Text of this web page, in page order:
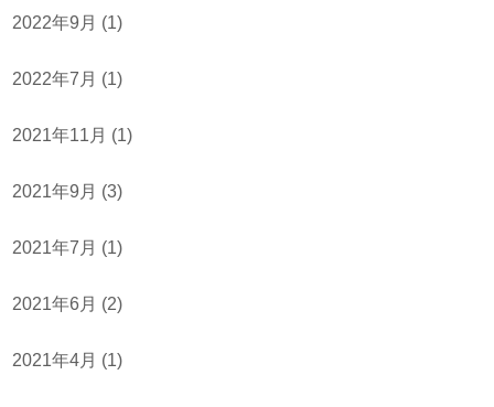
2022年9月 (1)
2022年7月 (1)
2021年11月 (1)
2021年9月 (3)
2021年7月 (1)
2021年6月 (2)
2021年4月 (1)